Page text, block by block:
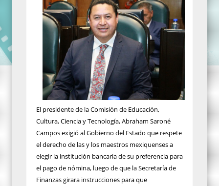
El presidente de la Comisión de Educación,
Cultura, Ciencia y Tecnología, Abraham Saroné
Campos exigió al Gobierno del Estado que respete
el derecho de las y los maestros mexiquenses a
elegir la institución bancaria de su preferencia para
el pago de nómina, luego de que la Secretaría de
Finanzas girara instrucciones para que